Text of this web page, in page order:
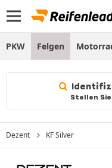
PKW Felgen
Stellen
Dezent KF Silver